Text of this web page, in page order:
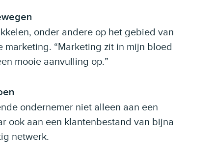
onder andere op het gebied van
marketing. “Marketing zit in mijn bloed
mooie aanvulling op.”
ondernemer niet alleen aan een
ook aan een klantenbestand van bijna
netwerk.